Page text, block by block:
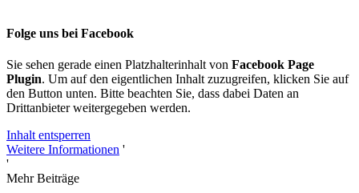
Folge uns bei Facebook
Sie sehen gerade einen Platzhalterinhalt von Facebook Page
Plugin. Um auf den eigentlichen Inhalt zuzugreifen, klicken Sie auf
den Button unten. Bitte beachten Sie, dass dabei Daten an
Drittanbieter weitergegeben werden.
Inhalt entsperren
Weitere Informationen '
'
Mehr Beiträge